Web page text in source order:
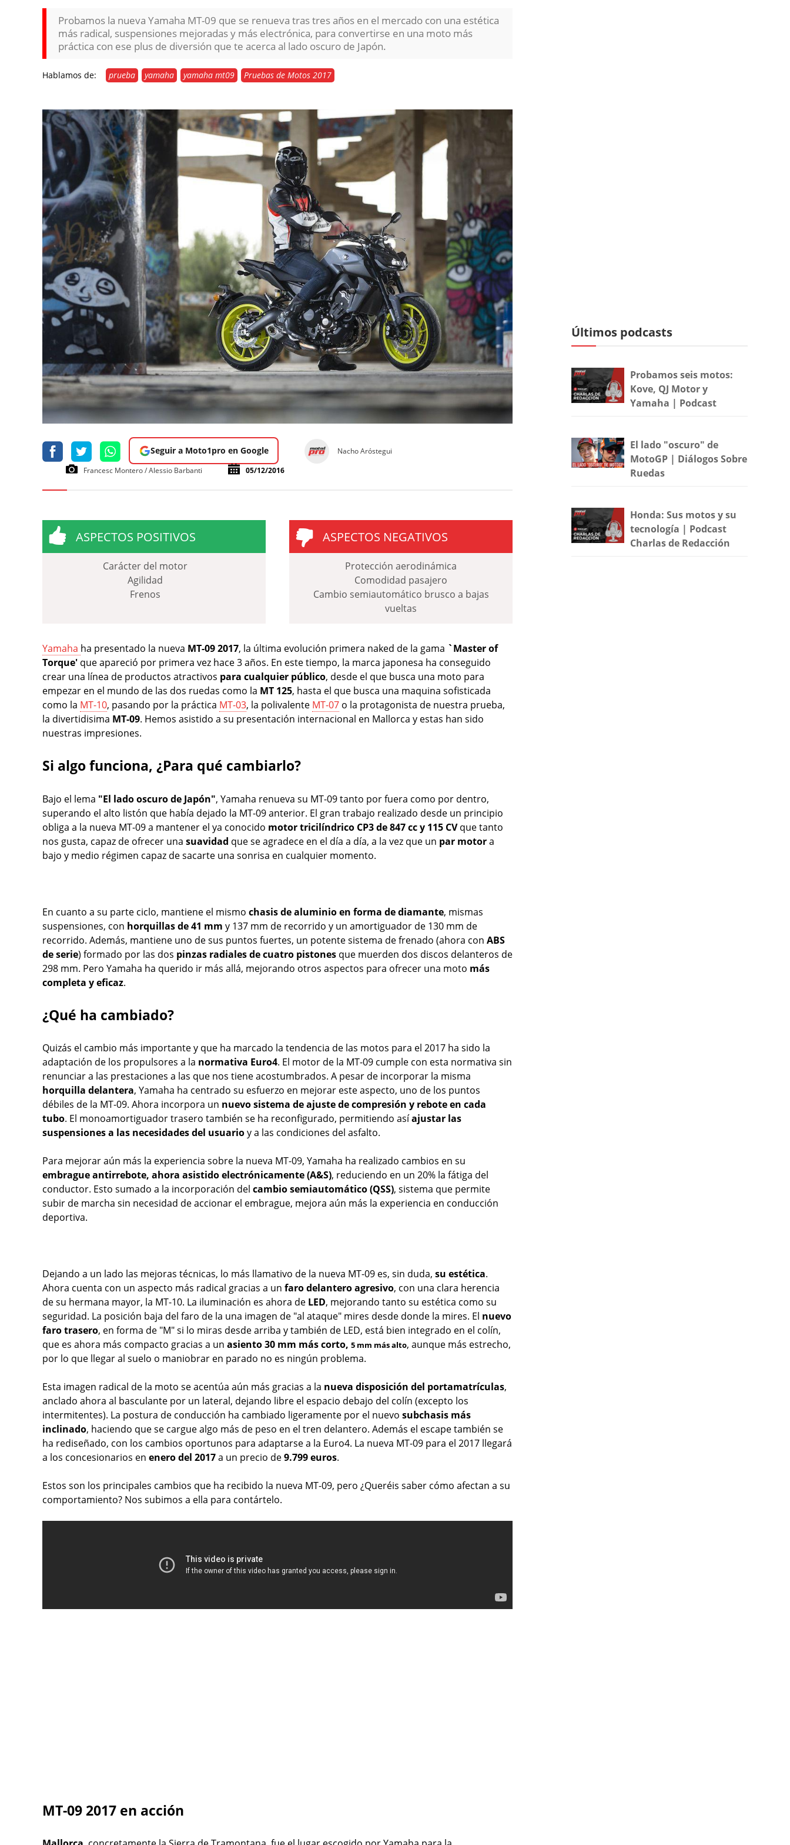
Probamos la nueva Yamaha MT-09 que se renueva tras tres años en el mercado con una estética
más radical, suspensiones mejoradas y más electrónica, para convertirse en una moto más
práctica con ese plus de diversión que te acerca al lado oscuro de Japón.
Hablamos de: prueba yamaha yamaha mt09 Pruebas de Motos 2017
Seguir a Moto1pro en Google
Nacho Aróstegui
Francesc Montero / Alessio Barbanti
05/12/2016
ASPECTOS POSITIVOS
Carácter del motor
Agilidad
Frenos
ASPECTOS NEGATIVOS
Protección aerodinámica
Comodidad pasajero
Cambio semiautomático brusco a bajas
vueltas
Yamaha ha presentado la nueva MT-09 2017, la última evolución primera naked de la gama `Master of
Torque' que apareció por primera vez hace 3 años. En este tiempo, la marca japonesa ha conseguido
crear una línea de productos atractivos para cualquier público, desde el que busca una moto para
empezar en el mundo de las dos ruedas como la MT 125, hasta el que busca una maquina sofisticada
como la MT-10, pasando por la práctica MT-03, la polivalente MT-07 o la protagonista de nuestra prueba,
la divertidisima MT-09. Hemos asistido a su presentación internacional en Mallorca y estas han sido
nuestras impresiones.
Si algo funciona, ¿Para qué cambiarlo?
Bajo el lema "El lado oscuro de Japón", Yamaha renueva su MT-09 tanto por fuera como por dentro,
superando el alto listón que había dejado la MT-09 anterior. El gran trabajo realizado desde un principio
obliga a la nueva MT-09 a mantener el ya conocido motor tricilíndrico CP3 de 847 cc y 115 CVque tanto
nos gusta, capaz de ofrecer una suavidad que se agradece en el día a día, a la vez que un par motora
bajo y medio régimen capaz de sacarte una sonrisa en cualquier momento.
En cuanto a su parte ciclo, mantiene el mismo chasis de aluminio en forma de diamante, mismas
suspensiones, con horquillas de 41 mm y 137 mm de recorrido y un amortiguador de 130 mm de
recorrido. Además, mantiene uno de sus puntos fuertes, un potente sistema de frenado (ahora con ABS
de serie) formado por las dos pinzas radiales de cuatro pistones que muerden dos discos delanteros de
298 mm. Pero Yamaha ha querido ir más allá, mejorando otros aspectos para ofrecer una moto más
completa y eficaz.
¿Qué ha cambiado?
Quizás el cambio más importante y que ha marcado la tendencia de las motos para el 2017 ha sido la
adaptación de los propulsores a la normativa Euro4. El motor de la MT-09 cumple con esta normativa sin
renunciar a las prestaciones a las que nos tiene acostumbrados. A pesar de incorporar la misma
horquilla delantera, Yamaha ha centrado su esfuerzo en mejorar este aspecto, uno de los puntos
débiles de la MT-09. Ahora incorpora un nuevo sistema de ajuste de compresión y rebote en cada
tubo. El monoamortiguador trasero también se ha reconfigurado, permitiendo asíajustar las
suspensiones a las necesidades del usuarioy a las condiciones del asfalto.
Para mejorar aún más la experiencia sobre la nueva MT-09, Yamaha ha realizado cambios en su
embrague antirrebote, ahora asistido electrónicamente (A&S), reduciendo en un 20% la fátiga del
conductor. Esto sumado a la incorporación del cambio semiautomático (QSS), sistema que permite
subir de marcha sin necesidad de accionar el embrague, mejora aún más la experiencia en conducción
deportiva.
Dejando a un lado las mejoras técnicas, lo más llamativo de la nueva MT-09 es, sin duda, su estética.
Ahora cuenta con un aspecto más radical gracias a un faro delantero agresivo, con una clara herencia
de su hermana mayor, la MT-10. La iluminación es ahora de LED, mejorando tanto su estética como su
seguridad. La posición baja del faro de la una imagen de "al ataque" mires desde donde la mires. El nuevo
faro trasero, en forma de "M" si lo miras desde arriba y también de LED, está bien integrado en el colín,
que es ahora más compacto gracias a un asiento 30 mm más corto, 5 mm más alto, aunque más estrecho,
por lo que llegar al suelo o maniobrar en parado no es ningún problema.
Esta imagen radical de la moto se acentúa aún más gracias a la nueva disposición del portamatrículas,
anclado ahora al basculante por un lateral, dejando libre el espacio debajo del colín (excepto los
intermitentes). La postura de conducción ha cambiado ligeramente por el nuevo subchasis más
inclinado, haciendo que se cargue algo más de peso en el tren delantero. Además el escape también se
ha rediseñado, con los cambios oportunos para adaptarse a la Euro4. La nueva MT-09 para el 2017 llegará
a los concesionarios en enero del 2017a un precio de9.799 euros.
Estos son los principales cambios que ha recibido la nueva MT-09, pero ¿Queréis saber cómo afectan a su
comportamiento? Nos subimos a ella para contártelo.
MT-09 2017 en acción
Últimos podcasts
Probamos seis motos:
Kove, QJ Motor y
Yamaha | Podcast
El lado "oscuro" de
MotoGP | Diálogos Sobre
Ruedas
Honda: Sus motos y su
tecnología | Podcast
Charlas de Redacción